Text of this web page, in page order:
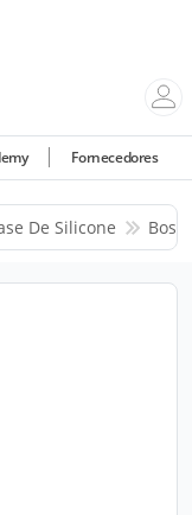
Fornecedores
De Silicone